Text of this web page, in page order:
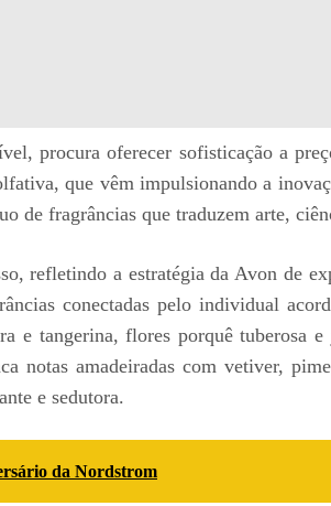
procura oferecer sofisticação a
que vêm impulsionando a
de fragrâncias que traduzem arte,
refletindo a estratégia da Avon de
conectadas pelo individual
e tangerina, flores porquê tuberosa
notas amadeiradas com vetiver,
e sedutora.
da Nordstrom